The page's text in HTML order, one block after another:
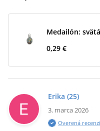
Medailón:
0,29 €
Erika (25)
3. marca 2026
Overená